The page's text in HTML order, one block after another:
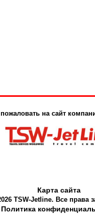
на сайт
Карта сайта
TSW-Jetline. Все права
Политика